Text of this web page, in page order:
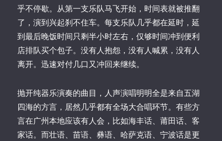
乎不停歇。从第一支乐队马飞开始，时间表就被推翻
了，演到兴起刹不住车。每支乐队几乎都在延时，延
到最后晚饭时间只剩半小时左右，仅够时间冲到便利
店排队买个包子。没有人抱怨，没有人喊累，没有人
离开。迅速对付几口又冲回来继续。
抛开纯器乐演奏的曲目，人声演唱明明全是来自五湖
四海的方言，居然几乎都有全场大合唱环节。有些方
言在广州本地应该有人会，比如海丰话、莆田话、客
家话。而壮语、苗语、彝语、哈萨克语、宁波话是更